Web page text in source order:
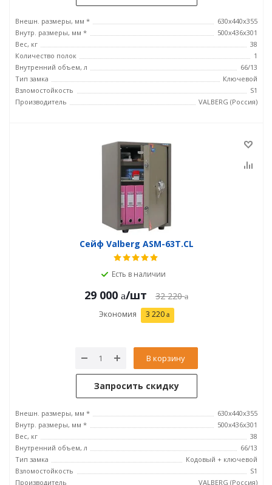
Внешн. размеры, мм *
630x440x355
Внутр. размеры, мм *
500х436х301
Вес, кг
38
Количество полок
1
Внутренний объем, л
66/13
Тип замка
Ключевой
Взломостойкость
S1
Производитель
VALBERG (Россия)
Сейф Valberg ASM-63Т.CL
Есть в наличии
29 000 /шт 32 220
Экономия 3 220
В корзину
Запросить скидку
Внешн. размеры, мм *
630x440x355
Внутр. размеры, мм *
500х436х301
Вес, кг
38
Внутренний объем, л
66/13
Тип замка
Кодовый + ключевой
Взломостойкость
S1
Производитель
VALBERG (Россия)